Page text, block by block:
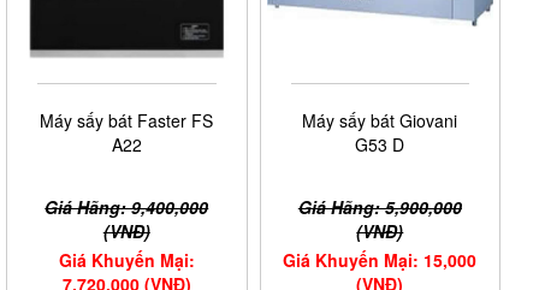
Máy sấy bát Faster FS
A22
Giá Hãng: 9,400,000
(VNĐ)
Giá Khuyến Mại:
7,720,000 (VNĐ)
Máy sấy bát Giovani
G53 D
Giá Hãng: 5,900,000
(VNĐ)
Giá Khuyến Mại: 15,000
(VNĐ)